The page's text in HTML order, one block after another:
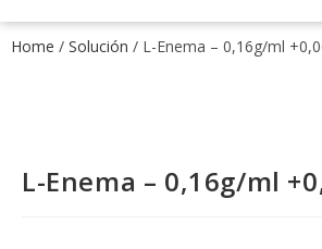
Home / Solución / L-Enema – 0,16g/ml
L-Enema – 0,16g/ml